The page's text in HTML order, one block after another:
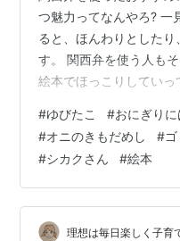
つ魅力ってなんやろ? 一
ると、ほんわりとした
す。 関西弁を使う人も
絵本でほっこりしていっ
か 佼成出版社 オニのき
リラのおとうちゃん 三
ク・バーネット/ジョン
びたこ くせ さなえ ポプ
たし」は ゆびしゃぶり
…
#ゆびたこ #おにぎり
#オニのきもだめし #
#シカクさん #絵本
理想は毎日楽しく子育